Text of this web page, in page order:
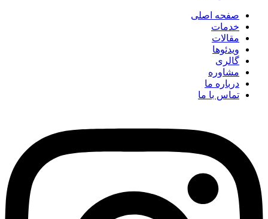
صفحه اصلی
خدمات
مقالات
ویدئوها
گالری
مشاوره
درباره ما
تماس با ما